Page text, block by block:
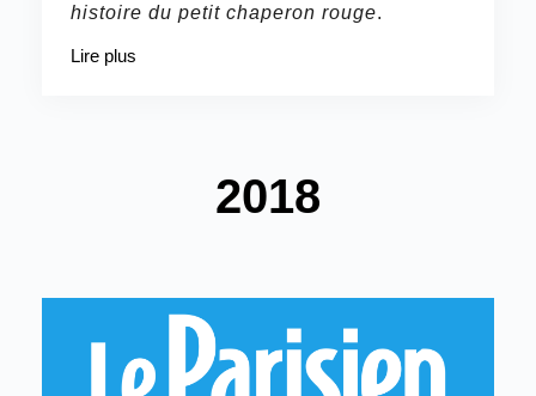
histoire du petit chaperon rouge.
Lire plus
2018